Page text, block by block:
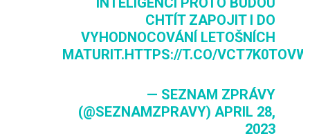
CHTÍT ZAPOJIT I DO
VYHODNOCOVÁNÍ LETOŠNÍCH
MATURIT.HTTPS://T.CO/VCT7K0TOVW
— SEZNAM ZPRÁVY
(@SEZNAMZPRAVY) APRIL 28,
2023